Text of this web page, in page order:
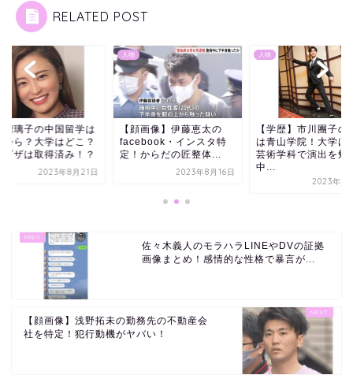
RELATED POST
瑠璃子の中国留学は
から？大学はどこ？
ビザは取得済み！？
2023年8月21日
人物
【顔画像】伊藤恵太の
facebook・インスタ特
定！からだの匠整体...
2023年8月16日
人物
【学歴】市川團子の
は青山学院！大学は
芸術学科で演出を勉
中...
2023年5
佐々木義人のモラハラLINEやDVの証拠
画像まとめ！感情的な性格で暴言が...
【顔画像】浅野拓未の勤務先の不動産会
社を特定！犯行動機がヤバい！